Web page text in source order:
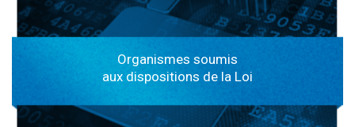
Organismes soumis
aux dispositions de la Loi